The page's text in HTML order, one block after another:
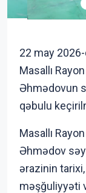
22 may
Masallı
Əhmədovun
qəbulu
Masallı
Əhmədov
ərazinin tarixi,
məşğuliyyəti